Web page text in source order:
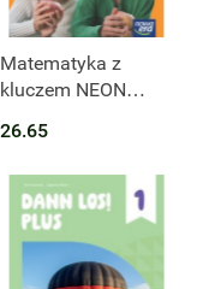
Matematyka z
kluczem NEON
4 część 2 szkoły
podstawowej
EDYCJA 2023-2025
26.65